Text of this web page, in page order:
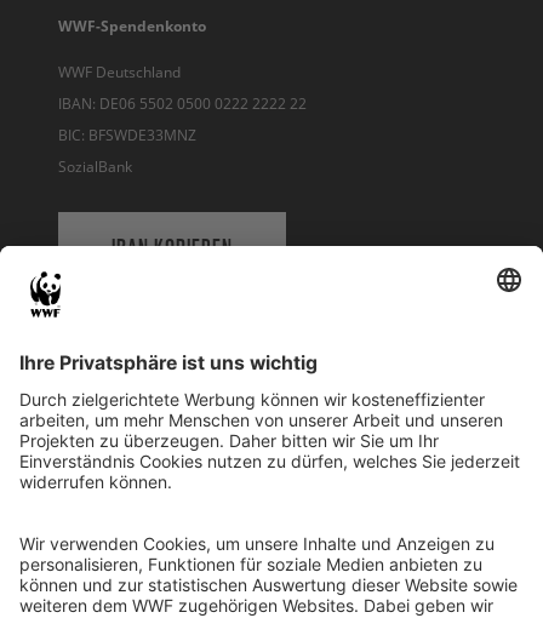
WWF-Spendenkonto
WWF Deutschland
IBAN: DE06 5502 0500 0222 2222 22
BIC: BFSWDE33MNZ
SozialBank
IBAN KOPIEREN
WWF Deutschland
Reinhardtstr. 18
10117 Berlin
Ihre Spende kann steuerlich geltend gemacht werden
Registriert als Stiftung WWF Deutschland, Senatsverwaltung für